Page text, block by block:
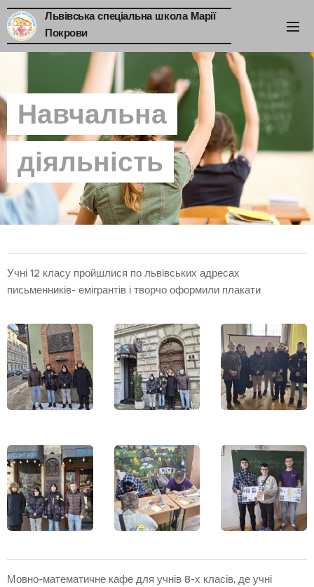
Львівська спеціальна школа Марії
Покрови
Навчальна
діяльність
Учні 12 класу пройшлися по львівських адресах
письменників- емігрантів і творчо оформили плакати
Мовно-математичне кафе для учнів 8-х класів, де учні